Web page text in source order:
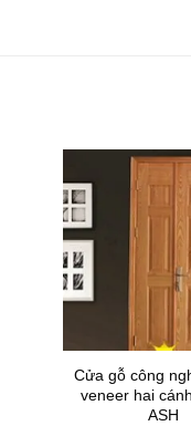
Cửa gỗ công
veneer hai
ASH